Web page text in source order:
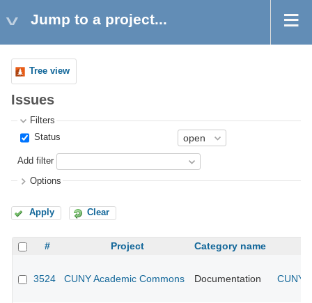
Jump to a project...
Tree view
Issues
Filters
Status
Add filter
Options
Apply Clear
# Project Category name
3524 CUNY Academic Commons Documentation CUNY